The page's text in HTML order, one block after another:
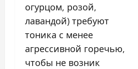
огурцом, розой,
лавандой) требуют
тоника с менее
агрессивной горечью,
чтобы не возник